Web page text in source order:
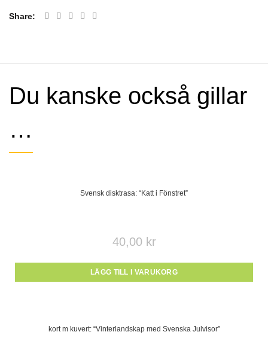
Share
Du kanske också gillar
…
Svensk disktrasa: “Katt i Fönstret”
40,00 kr
LÄGG TILL I VARUKORG
kort m kuvert: “Vinterlandskap med Svenska Julvisor”